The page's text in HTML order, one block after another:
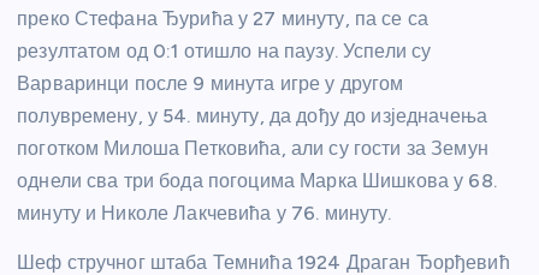
преко Стефана Ђурића у 27 минуту, па се са
резултатом од 0:1 отишло на паузу. Успели су
Варваринци после 9 минута игре у другом
полувремену, у 54. минуту, да дођу до изједначења
поготком Милоша Петковића, али су гости за Земун
однели сва три бода погоцима Марка Шишкова у 68.
минуту и Николе Лакчевића у 76. минуту.
Шеф стручног штаба Темнића 1924 Драган Ђорђевић